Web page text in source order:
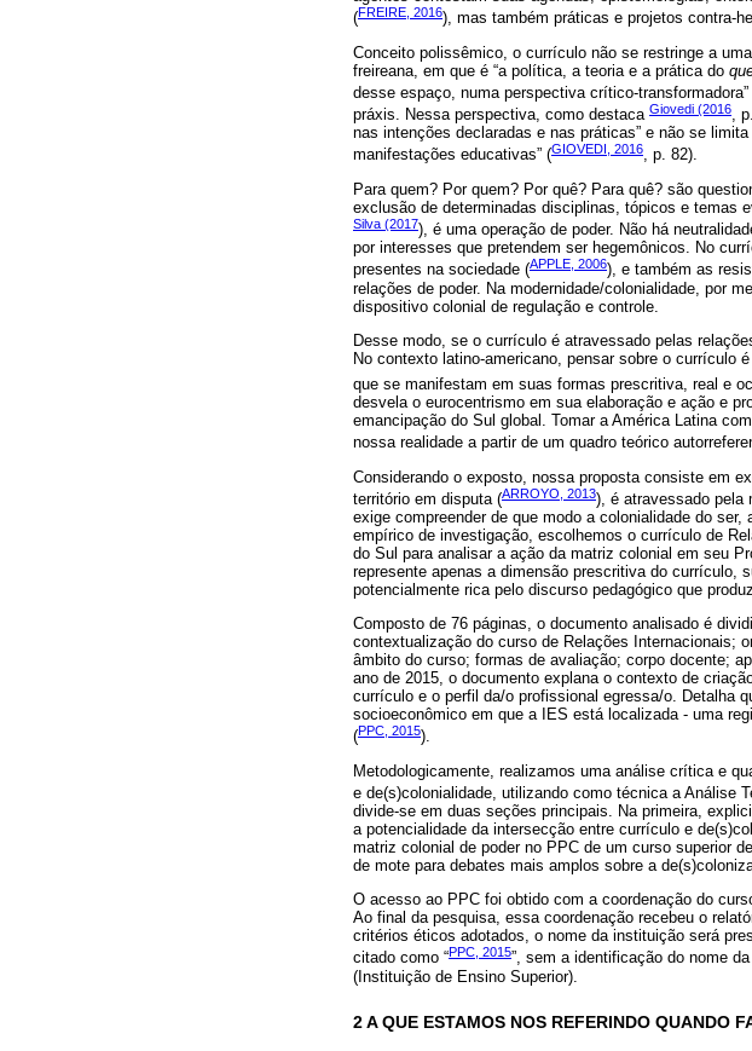
(FREIRE, 2016), mas também práticas e projetos contra-
Conceito polissêmico, o currículo não se restringe a
freireana, em que é “a política, a teoria e a prática do
desse espaço, numa perspectiva crítico-transformadora”
práxis. Nessa perspectiva, como destaca Giovedi (2016,
nas intenções declaradas e nas práticas” e não se
manifestações educativas” (GIOVEDI, 2016, p. 82).
Para quem? Por quem? Por quê? Para quê? são
exclusão de determinadas disciplinas, tópicos e temas
Silva (2017), é uma operação de poder. Não há
por interesses que pretendem ser hegemônicos. No
presentes na sociedade (APPLE, 2006), e também as
relações de poder. Na modernidade/colonialidade, por
dispositivo colonial de regulação e controle.
Desse modo, se o currículo é atravessado pelas
No contexto latino-americano, pensar sobre o currículo
que se manifestam em suas formas prescritiva, real e
desvela o eurocentrismo em sua elaboração e ação e
emancipação do Sul global. Tomar a América Latina
nossa realidade a partir de um quadro teórico
Considerando o exposto, nossa proposta consiste em
território em disputa (ARROYO, 2013), é atravessado pela
exige compreender de que modo a colonialidade do
empírico de investigação, escolhemos o currículo de
do Sul para analisar a ação da matriz colonial em seu
represente apenas a dimensão prescritiva do currículo,
potencialmente rica pelo discurso pedagógico que produz.
Composto de 76 páginas, o documento analisado é
contextualização do curso de Relações Internacionais;
âmbito do curso; formas de avaliação; corpo docente;
ano de 2015, o documento explana o contexto de
currículo e o perfil da/o profissional egressa/o. Detalha
socioeconômico em que a IES está localizada - uma
(PPC, 2015).
Metodologicamente, realizamos uma análise crítica e
e de(s)colonialidade, utilizando como técnica a Análise
divide-se em duas seções principais. Na primeira,
a potencialidade da intersecção entre currículo e
matriz colonial de poder no PPC de um curso superior
de mote para debates mais amplos sobre a
O acesso ao PPC foi obtido com a coordenação do
Ao final da pesquisa, essa coordenação recebeu o
critérios éticos adotados, o nome da instituição será
citado como “PPC, 2015”, sem a identificação do nome
(Instituição de Ensino Superior).
2 A QUE ESTAMOS NOS REFERINDO QUANDO